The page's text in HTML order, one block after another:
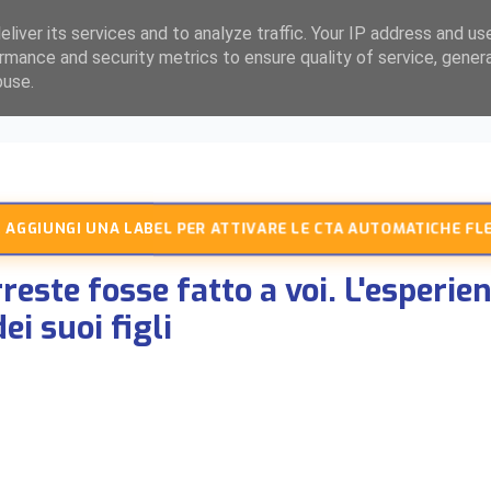
UNA LABEL PER ATTIVARE LE CTA AUTOMATICHE
fosse fatto a voi.
suoi figli
its services and to analyze traffic. Your IP address and
and security metrics to ensure quality of service,